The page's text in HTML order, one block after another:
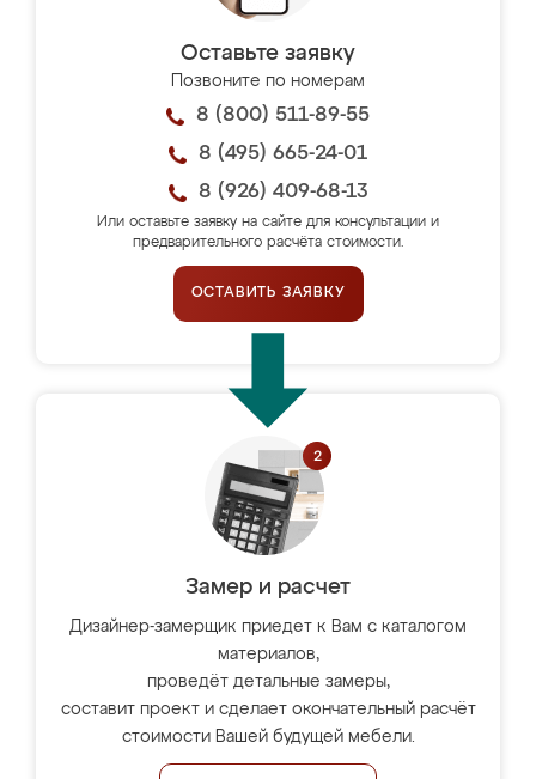
Оставьте заявку
Позвоните по номерам
8 (800) 511-89-55
8 (495) 665-24-01
8 (926) 409-68-13
Или оставьте заявку на сайте для консультации и
предварительного расчёта стоимости.
ОСТАВИТЬ ЗАЯВКУ
Замер и расчет
Дизайнер-замерщик приедет к Вам с каталогом
материалов,
проведёт детальные замеры,
составит проект и сделает окончательный расчёт
стоимости Вашей будущей мебели.